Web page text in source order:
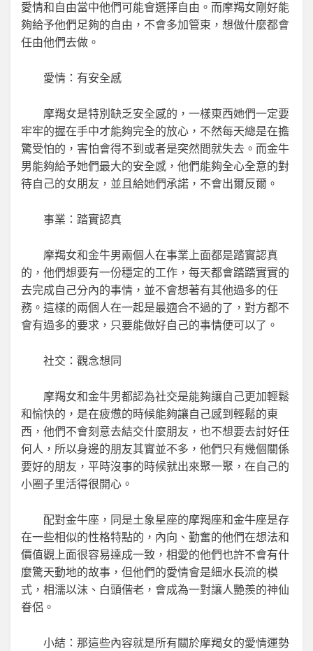
愛情和自由當中他們可能會選擇自由。而摩羯女剛好能
夠給予他們足夠的自由，不會多加管束，想做什麼都會
任由他們去做。
愛情：有安全感
摩羯女是特別缺乏安全感的，一樣東西她們一定要
牢牢的握在手中才能夠完全的放心，不然每天總是在擔
驚受怕的，害怕會得不到或者是突然間就失去。而金牛
男能夠給予她們最大的安全感，他們能夠全心全意的對
待自己的女朋友，並且給她們承諾，不會出爾反爾。
事業：踏實認真
摩羯女和金牛男兩個人在事業上面都是踏實認真
的，他們想要有一份穩定的工作，每天都會踏踏實實的
去完成自己分內的事情，並不會想著有其他過多的任
務。這樣的兩個人在一起是最適合不過的了，對方都不
會有過多的要求，只要能做好自己的事情便可以了。
社交：觀念想同
摩羯女和金牛男都認為社交是能夠讓自己更加輕鬆
和愉快的，是在疲憊的時候能夠讓自己感到輕鬆的東
西，他們不會刻意去結交什麼朋友，也不想要去討好任
何人，所以身邊的朋友其實並不多，他們只有幾個關係
要好的朋友，平時沒事的時候就出來聚一聚，在自己的
小圈子里活得很開心。
配對金牛座，同是土象星座的摩羯座和金牛座是存
在一些相似的性格特點的，內向、勤奮的他們在想法和
價值觀上面很容易達成一致，相愛的他們也許不會有什
麼驚天動地的故事，但他們的愛情會是細水長流的模
式，相濡以沫、白頭偕老，會成為一對讓人艷羨的神仙
眷侶。
小結：那這些內容就是所有關於摩羯女的愛情運勢